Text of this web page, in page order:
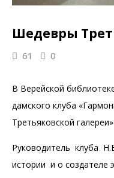
Шедевры
61 0
В Верейской
дамского клуба
Третьяковской
Руководитель клуба
истории и о создателе